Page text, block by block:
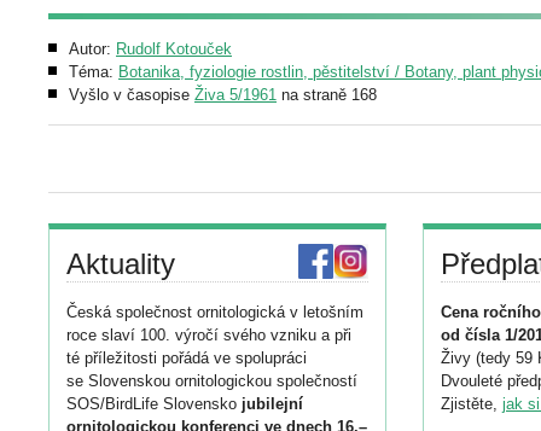
Autor: Rudolf Kotouček
Téma: Botanika, fyziologie rostlin, pěstitelství / Botany, plant
Vyšlo v časopise Živa 5/1961 na straně 168
Aktuality
Česká společnost ornitologická v letošním
roce slaví 100. výročí svého vzniku a při
té příležitosti pořádá ve spolupráci
se Slovenskou ornitologickou společností
SOS/BirdLife Slovensko jubilejní
ornitologickou konferenci ve dnech 16.–
Cena
od čísla 1/
Živy (tedy 59
Dvouleté
Zjistěte, jak